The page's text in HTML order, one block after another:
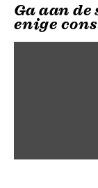
Ga aan
enige